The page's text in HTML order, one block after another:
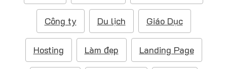
u
i
ế
m
Công ty Du lịch Giáo Dục
Hosting Làm đẹp Landing Page